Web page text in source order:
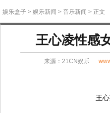
娱乐盒子 > 娱乐新闻 > 音乐新闻 > 正文
王心凌性感
来源： 21CN娱乐
王